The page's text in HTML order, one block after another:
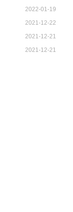
2022-01-19
2021-12-22
2021-12-21
2021-12-21